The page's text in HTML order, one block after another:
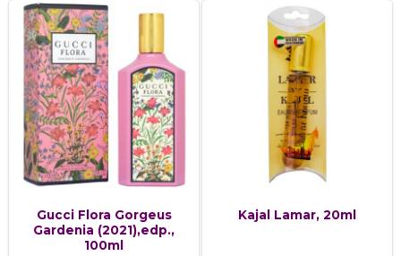
Gucci Flora Gorgeus
Gardenia (2021),edp.,
100ml
Kajal Lamar, 20ml